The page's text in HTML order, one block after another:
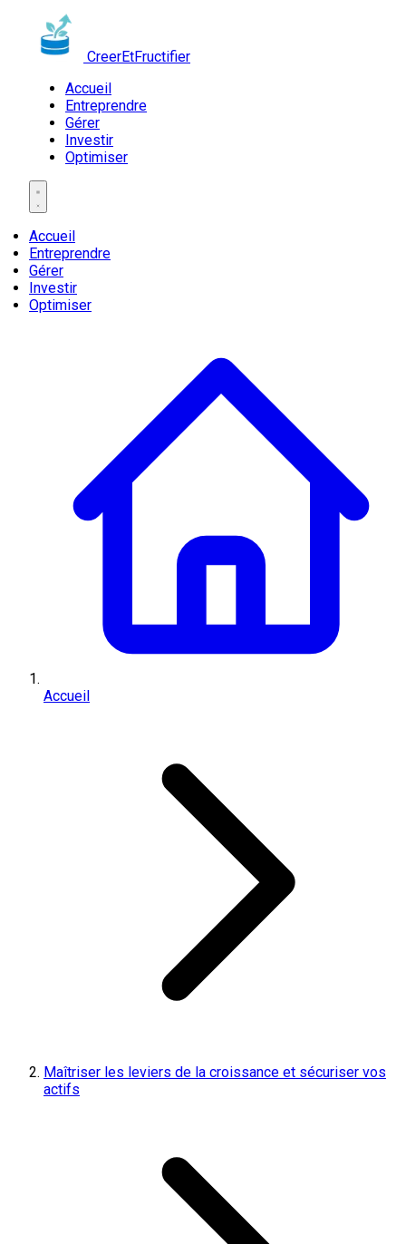
CreerEtFructifier
Accueil
Entreprendre
Gérer
Investir
Optimiser
Accueil
Entreprendre
Gérer
Investir
Optimiser
Accueil
Maîtriser les leviers de la croissance et sécuriser vos
actifs